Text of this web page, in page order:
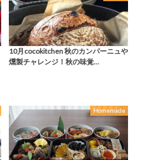
10月cocokitchen 秋のカンパーニュや
燻製チャレンジ！秋の味覚…
Homemade